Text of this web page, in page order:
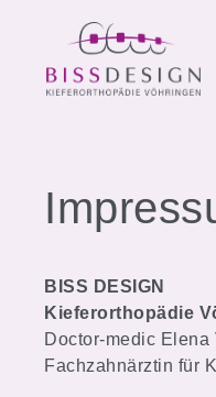
BISS DESIGN
Kieferorthopädie
Doctor-medic Elena
Fachzahnärztin für